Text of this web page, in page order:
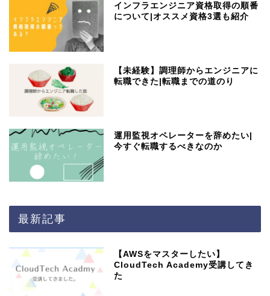
インフラエンジニア資格取得の順番
について|オススメ資格3選も紹介
【未経験】調理師からエンジニアに
転職できた|転職までの道のり
運用監視オペレーターを辞めたい|
今すぐ転職するべきなのか
最新記事
【AWSをマスターしたい】
CloudTech Academy受講してき
た